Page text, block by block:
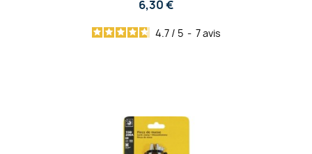
6,30 €
4.7 / 5 - 7avis